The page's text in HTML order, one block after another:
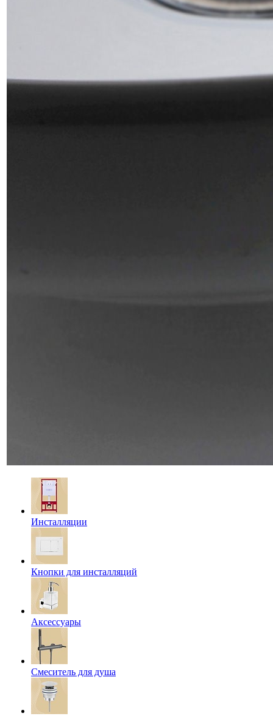
Инсталляции
Кнопки для инсталляций
Аксессуары
Смеситель для душа